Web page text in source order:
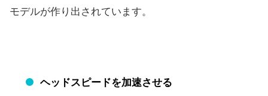
モデルが作り出されています。
ヘッドスピードを加速させる